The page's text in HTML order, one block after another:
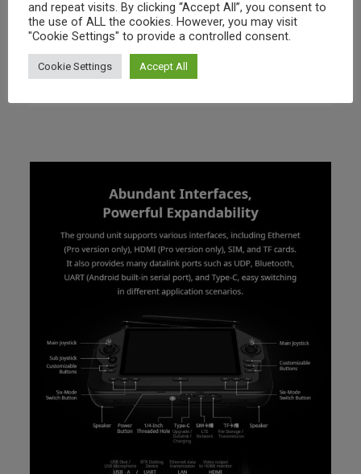
and repeat visits. By clicking “Accept All”, you consent to
the use of ALL the cookies. However, you may visit
"Cookie Settings" to provide a controlled consent.
Cookie Settings Accept All